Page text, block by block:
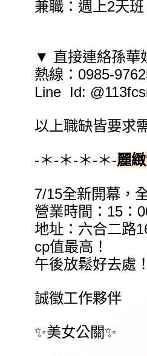
兼職：週上2天
▼ 直接連絡孫華
熱線：0985-
Line Id:
以上職缺皆要求
-＊-＊-＊-＊-麗
7/15全新開幕，
營業時間：15：
地址：六合二路
cp值最高！
午後放鬆好去處
誠徵工作夥伴
✨美女公關✨